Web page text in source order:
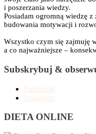
i poszerzania wiedzy.
Posiadam ogromną wiedzę z
budowania motywacji i
Wszystko czym się zajmuję
a co najważniejsze –
Subskrybuj &
Facebook
Instagram
DIETA ONLINE